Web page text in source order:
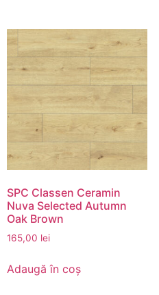
SPC Classen Ceramin
Nuva Selected Autumn
Oak Brown
165,00 lei
Adaugă în coș